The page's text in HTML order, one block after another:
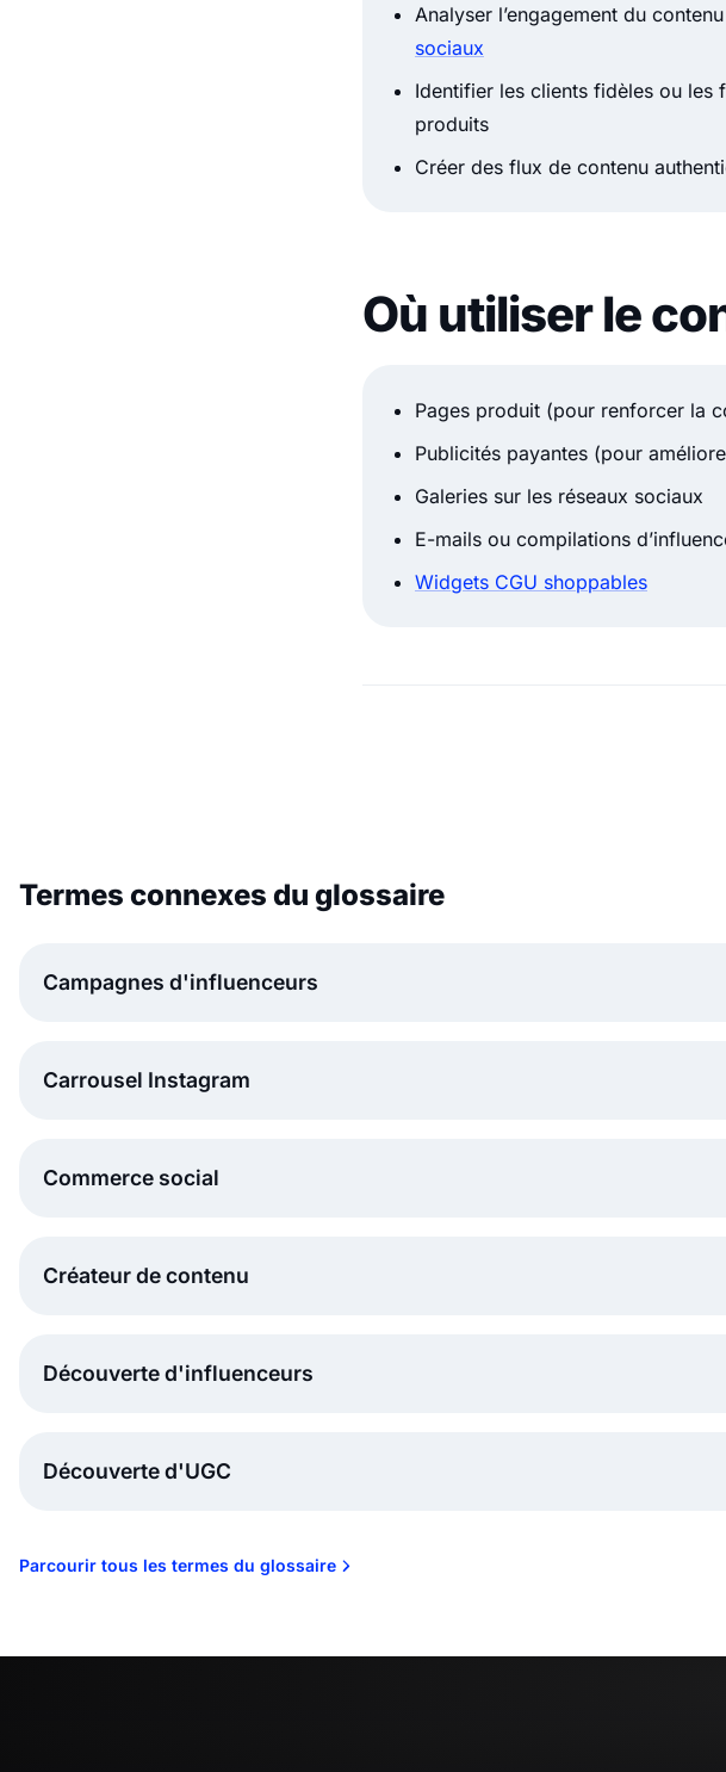
Analyser l’engagement du
sociaux
Identifier les clients fidèles ou les
produits
Créer des flux de contenu
Où utiliser le
Pages produit (pour renforcer la
Publicités payantes (pour
Galeries sur les réseaux sociaux
E-mails ou compilations
Widgets CGU shoppables
Termes connexes du glossaire
Campagnes d'influenceurs
Carrousel Instagram
Commerce social
Créateur de contenu
Découverte d'influenceurs
Découverte d'UGC
Parcourir tous les termes du glossaire